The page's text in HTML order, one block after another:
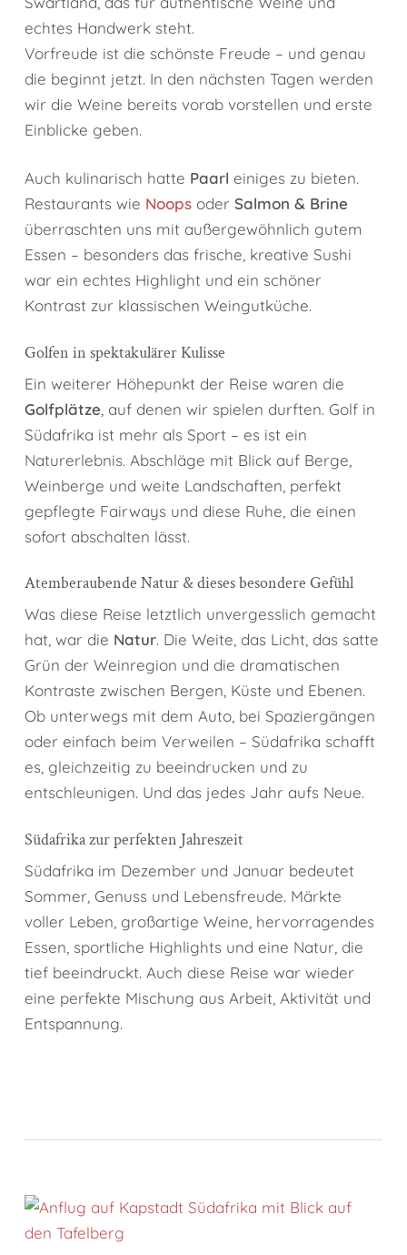
echtes Handwerk steht.
Vorfreude ist die schönste Freude – und genau
die beginnt jetzt. In den nächsten Tagen werden
wir die Weine bereits vorab vorstellen und erste
Einblicke geben.
Auch kulinarisch hatte Paarl einiges zu bieten.
Restaurants wie Noopsoder Salmon & Brine
überraschten uns mit außergewöhnlich gutem
Essen – besonders das frische, kreative Sushi
war ein echtes Highlight und ein schöner
Kontrast zur klassischen Weingutküche.
Golfen in spektakulärer Kulisse
Ein weiterer Höhepunkt der Reise waren die
Golfplätze , auf denen wir spielen durften. Golf in
Südafrika ist mehr als Sport – es ist ein
Naturerlebnis. Abschläge mit Blick auf Berge,
Weinberge und weite Landschaften, perfekt
gepflegte Fairways und diese Ruhe, die einen
sofort abschalten lässt.
Atemberaubende Natur & dieses besondere Gefühl
Was diese Reise letztlich unvergesslich gemacht
hat, war die Natur. Die Weite, das Licht, das satte
Grün der Weinregion und die dramatischen
Kontraste zwischen Bergen, Küste und Ebenen.
Ob unterwegs mit dem Auto, bei Spaziergängen
oder einfach beim Verweilen – Südafrika schafft
es, gleichzeitig zu beeindrucken und zu
entschleunigen. Und das jedes Jahr aufs Neue.
Südafrika zur perfekten Jahreszeit
Südafrika im Dezember und Januar bedeutet
Sommer, Genuss und Lebensfreude. Märkte
voller Leben, großartige Weine, hervorragendes
Essen, sportliche Highlights und eine Natur, die
tief beeindruckt. Auch diese Reise war wieder
eine perfekte Mischung aus Arbeit, Aktivität und
Entspannung.